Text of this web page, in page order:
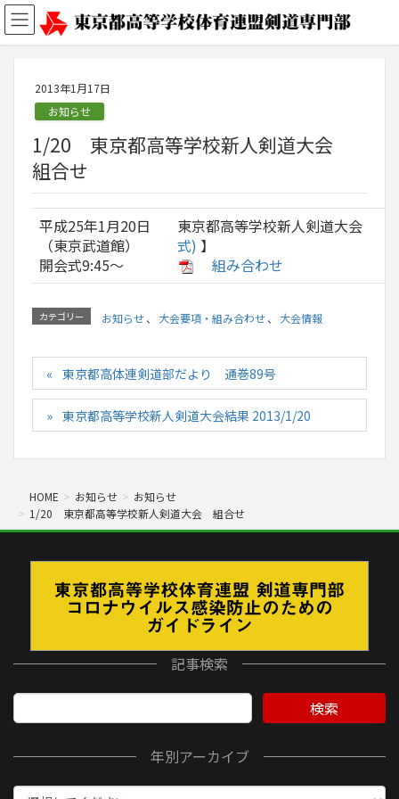
2013年1月17日
お知らせ
1/20 東京都高等学校新人剣道大会
組合せ
平成25年1月20日
（東京武道館）
開会式9:45〜
東京都高等学校新人剣道大会 【
式) 】
組み合わせ
カテゴリー お知らせ、 大会要項・組み合わせ、 大会情報
東京都高体連剣道部だより 通巻89号
東京都高等学校新人剣道大会結果 2013/1/20
HOME お知らせ
お知らせ
1/20 東京都高等学校新人剣道大会 組合せ
記事検索
検索
年別アーカイブ